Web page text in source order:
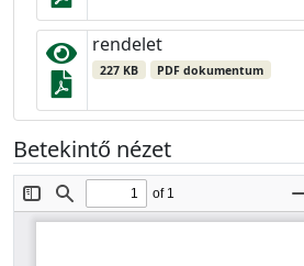
rendelet
227 KB PDF dokumentum
Betekintő nézet